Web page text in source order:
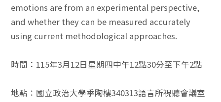
emotions are from an experimental perspective,
and whether they can be measured accurately
using current methodological approaches.
時間：115年3月12日星期四中午12點30分至下午2點
地點：國立政治大學季陶樓340313語言所視聽會議室